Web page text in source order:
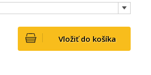
Vložiť do košíka